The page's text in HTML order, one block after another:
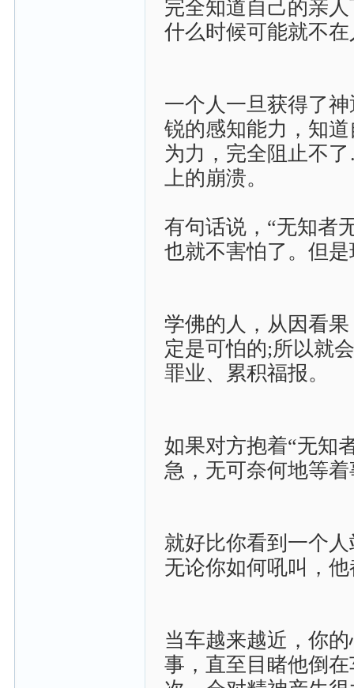
完全知道自己的亲
什么时候可能就不
一个人一旦获得了
锐的感知能力，知
为力，完全阻止不
上的崩溃。
有句话说，“无知者
也就不害怕了。但
学佛的人，从因看
定是可怕的;所以就
罪业、累积福报。
如果对方抱着“无知
急，无可奈何地等
就好比你看到一个
无论你如何吼叫，
当车越来越近，你
事，直至目睹他倒